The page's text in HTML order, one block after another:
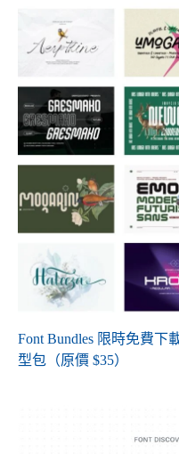
Font Bundles 限時免費下
型包（原價 $35）